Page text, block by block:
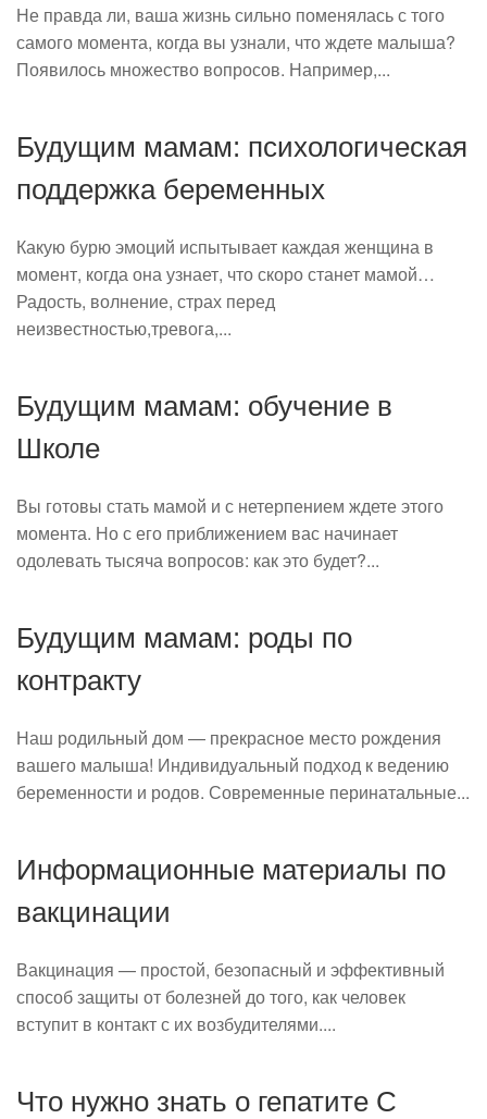
Не правда ли, ваша жизнь сильно поменялась с того
самого момента, когда вы узнали, что ждете малыша?
Появилось множество вопросов. Например,...
Будущим мамам: психологическая
поддержка беременных
Какую бурю эмоций испытывает каждая женщина в
момент, когда она узнает, что скоро станет мамой…
Радость, волнение, страх перед
неизвестностью,тревога,...
Будущим мамам: обучение в
Школе
Вы готовы стать мамой и с нетерпением ждете этого
момента. Но с его приближением вас начинает
одолевать тысяча вопросов: как это будет?...
Будущим мамам: роды по
контракту
Наш родильный дом — прекрасное место рождения
вашего малыша! Индивидуальный подход к ведению
беременности и родов. Современные перинатальные...
Информационные материалы по
вакцинации
Вакцинация — простой, безопасный и эффективный
способ защиты от болезней до того, как человек
вступит в контакт с их возбудителями....
Что нужно знать о гепатите С